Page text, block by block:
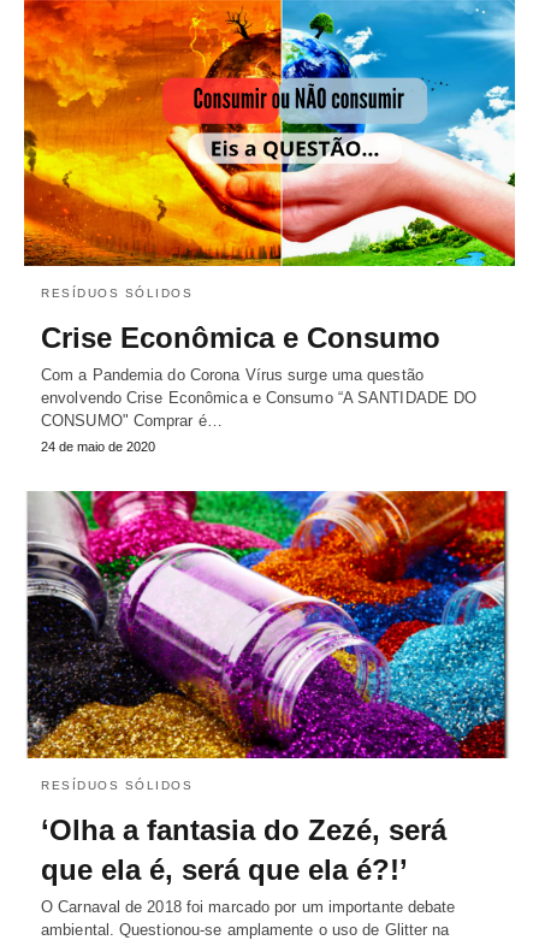
RESÍDUOS SÓLIDOS
Crise Econômica e Consumo
Com a Pandemia do Corona Vírus surge uma questão
envolvendo Crise Econômica e Consumo “A SANTIDADE DO
CONSUMO" Comprar é…
24 de maio de 2020
RESÍDUOS SÓLIDOS
‘Olha a fantasia do Zezé, será
que ela é, será que ela é?!’
O Carnaval de 2018 foi marcado por um importante debate
ambiental. Questionou-se amplamente o uso de Glitter na